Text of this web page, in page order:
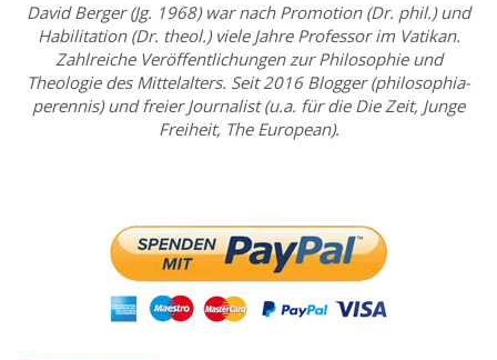
David Berger (Jg. 1968) war nach Promotion (Dr. phil.) und
Habilitation (Dr. theol.) viele Jahre Professor im Vatikan.
Zahlreiche Veröffentlichungen zur Philosophie und
Theologie des Mittelalters. Seit 2016 Blogger (philosophia-
perennis) und freier Journalist (u.a. für die Die Zeit, Junge
Freiheit, The European).